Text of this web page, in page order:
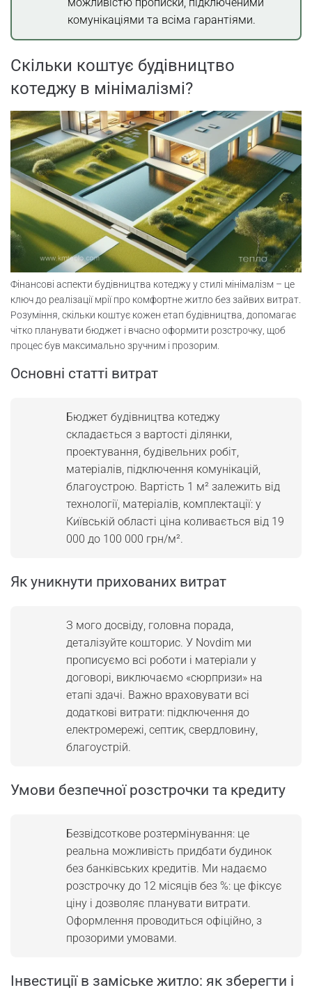
комунікаціями та всіма гарантіями.
Скільки коштує будівництво
котеджу в мінімалізмі?
Фінансові аспекти будівництва котеджу у стилі мінімалізм – це
ключ до реалізації мрії про комфортне житло без зайвих витрат.
Розуміння, скільки коштує кожен етап будівництва, допомагає
чітко планувати бюджет і вчасно оформити розстрочку, щоб
процес був максимально зручним і прозорим.
Основні статті витрат
Бюджет будівництва котеджу
складається з вартості ділянки,
проектування, будівельних робіт,
матеріалів, підключення комунікацій,
благоустрою. Вартість 1 м² залежить від
технології, матеріалів, комплектації: у
Київській області ціна коливається від 19
000 до 100 000 грн/м².
Як уникнути прихованих витрат
З мого досвіду, головна порада,
деталізуйте кошторис. У Novdim ми
прописуємо всі роботи і матеріали у
договорі, виключаємо «сюрпризи» на
етапі здачі. Важно враховувати всі
додаткові витрати: підключення до
електромережі, септик, свердловину,
благоустрій.
Умови безпечної розстрочки та кредиту
Безвідсоткове розтермінування: це
реальна можливість придбати будинок
без банківських кредитів. Ми надаємо
розстрочку до 12 місяців без %: це фіксує
ціну і дозволяє планувати витрати.
Оформлення проводиться офіційно, з
прозорими умовами.
Інвестиції в заміське житло: як зберегти і